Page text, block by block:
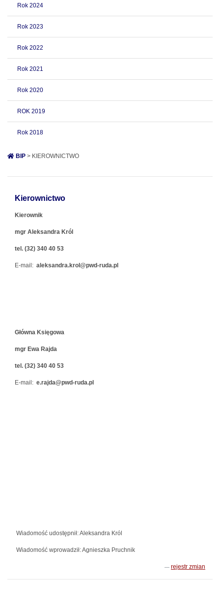
Rok 2024
Rok 2023
Rok 2022
Rok 2021
Rok 2020
ROK 2019
Rok 2018
BIP > KIEROWNICTWO
Kierownictwo
Kierownik
mgr Aleksandra Król
tel. (32) 340 40 53
E-mail: aleksandra.krol@pwd-ruda.pl
Główna Księgowa
mgr Ewa Rajda
tel. (32) 340 40 53
E-mail: e.rajda@pwd-ruda.pl
Wiadomość udostępnił: Aleksandra Król
Wiadomość wprowadził: Agnieszka Pruchnik
rejestr zmian